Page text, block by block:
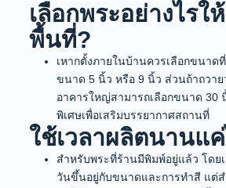
เลือกพระอย่างไรใ
พื้นที่?
เหากตั้งภายในบ้านควรเลือกขนาด
ขนาด 5 นิ้ว หรือ 9 นิ้ว ส่วนถ้าถวาย
อาคารใหญ่สามารถเลือกขนาด 30
พิเศษเพื่อเสริมบรรยากาศสถานที่
ใช้เวลาผลิตนานแ
สำหรับพระที่ร้านมีพิมพ์อยู่แล้ว โดย
วันขึ้นอยู่กับขนาดและการทำสี แต่ส